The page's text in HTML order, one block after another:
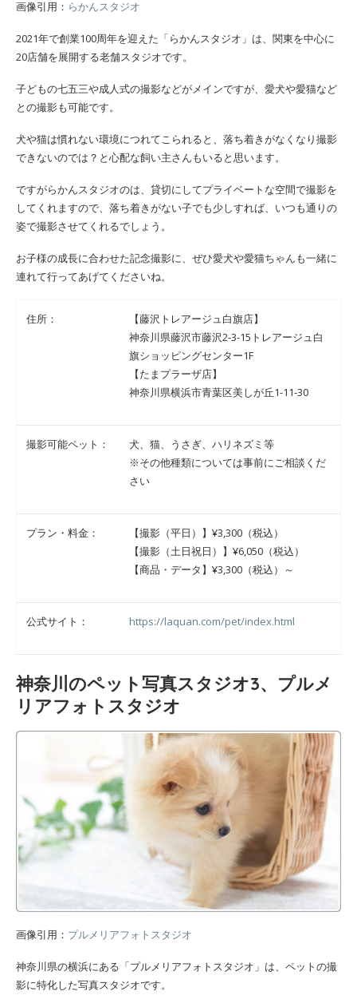
画像引用： らかんスタジオ
2021年で創業100周年を迎えた「らかんスタジオ」は、関東を中心に
20店舗を展開する老舗スタジオです。
子どもの七五三や成人式の撮影などがメインですが、愛犬や愛猫など
との撮影も可能です。
犬や猫は慣れない環境につれてこられると、落ち着きがなくなり撮影
できないのでは？と心配な飼い主さんもいると思います。
ですがらかんスタジオのは、貸切にしてプライベートな空間で撮影を
してくれますので、落ち着きがない子でも少しすれば、いつも通りの
姿で撮影させてくれるでしょう。
お子様の成長に合わせた記念撮影に、ぜひ愛犬や愛猫ちゃんも一緒に
連れて行ってあげてくださいね。
住所：
【藤沢トレアージュ白旗店】
神奈川県藤沢市藤沢2-3-15トレアージュ白
旗ショッピングセンター1F
【たまプラーザ店】
神奈川県横浜市青葉区美しが丘1-11-30
撮影可能ペット：
犬、猫、うさぎ、ハリネズミ等
※その他種類については事前にご相談くだ
さい
プラン・料金：
【撮影（平日）】¥3,300（税込）
【撮影（土日祝日）】¥6,050（税込）
【商品・データ】¥3,300（税込）～
公式サイト： https://laquan.com/pet/index.html
神奈川のペット写真スタジオ3、プルメ
リアフォトスタジオ
画像引用： プルメリアフォトスタジオ
神奈川県の横浜にある「プルメリアフォトスタジオ」は、ペットの撮
影に特化した写真スタジオです。